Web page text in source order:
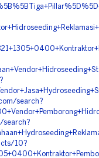
search?
search?
10?